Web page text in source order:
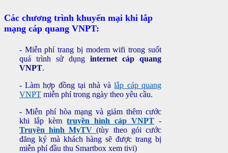
Các chương trình khuyến mại khi lắp
mạng cáp quang VNPT:
- Miễn phí trang bị modem wifi trong suốt
quá trình sử dụng internet cáp quang
VNPT.
- Làm hợp đồng tại nhà vàlắp cáp quang
VNPT miễn phí trong ngày theo yêu cầu.
- Miễn phí hòa mạng và giảm thêm cước
khi lắp kèm truyền hình cáp VNPT-
Truyền hình MyTV(tùy theo gói cước
đăng ký mà khách hàng sẽ được trang bị
miễn phí đầu thu Smartbox xem tivi)